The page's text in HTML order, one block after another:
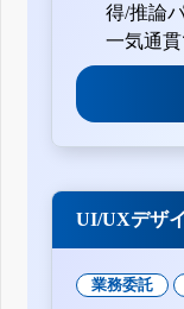
得/推論
一気通貫
UI/UXデザ
業務委託